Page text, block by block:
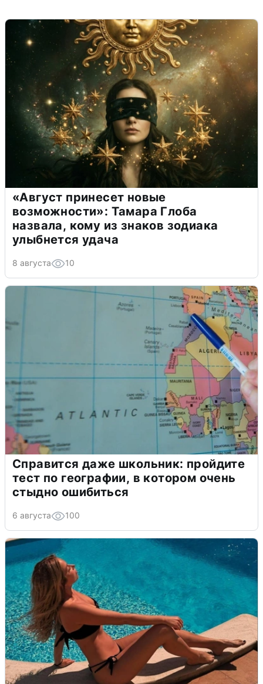
«Август принесет новые
возможности»: Тамара Глоба
назвала, кому из знаков зодиака
улыбнется удача
8 августа 10
Справится даже школьник: пройдите
тест по географии, в котором очень
стыдно ошибиться
6 августа 100